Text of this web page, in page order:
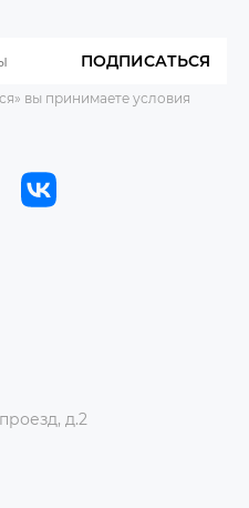
ПОДПИСАТЬСЯ
вы принимаете условия
д.2